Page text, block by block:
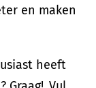
en maken
heeft